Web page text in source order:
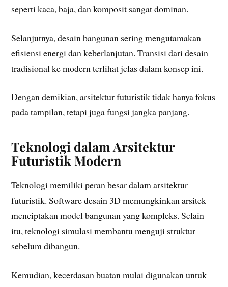
seperti kaca, baja, dan komposit sangat dominan.
Selanjutnya, desain bangunan sering mengutamakan
efisiensi energi dan keberlanjutan. Transisi dari desain
tradisional ke modern terlihat jelas dalam konsep ini.
Dengan demikian, arsitektur futuristik tidak hanya fokus
pada tampilan, tetapi juga fungsi jangka panjang.
Teknologi dalam Arsitektur
Futuristik Modern
Teknologi memiliki peran besar dalam arsitektur
futuristik. Software desain 3D memungkinkan arsitek
menciptakan model bangunan yang kompleks. Selain
itu, teknologi simulasi membantu menguji struktur
sebelum dibangun.
Kemudian, kecerdasan buatan mulai digunakan untuk